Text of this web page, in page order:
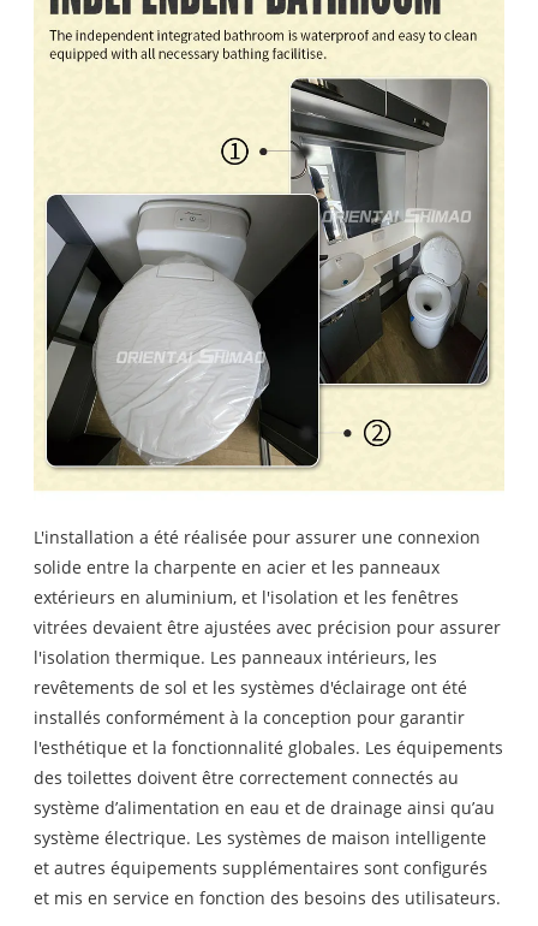
L'installation a été réalisée pour assurer une connexion
solide entre la charpente en acier et les panneaux
extérieurs en aluminium, et l'isolation et les fenêtres
vitrées devaient être ajustées avec précision pour assurer
l'isolation thermique. Les panneaux intérieurs, les
revêtements de sol et les systèmes d'éclairage ont été
installés conformément à la conception pour garantir
l'esthétique et la fonctionnalité globales. Les équipements
des toilettes doivent être correctement connectés au
système d’alimentation en eau et de drainage ainsi qu’au
système électrique. Les systèmes de maison intelligente
et autres équipements supplémentaires sont configurés
et mis en service en fonction des besoins des utilisateurs.